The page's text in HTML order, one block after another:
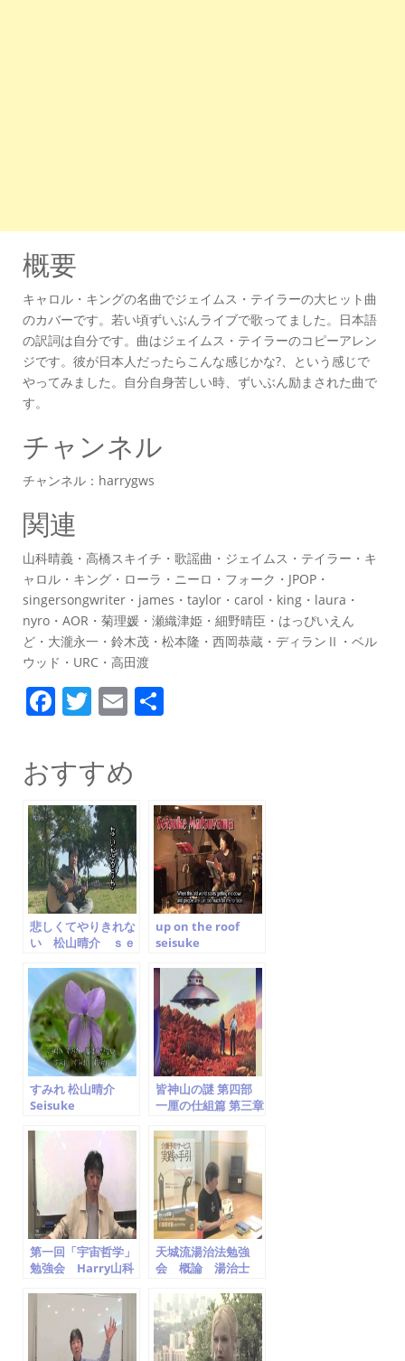
概要
キャロル・キングの名曲でジェイムス・テイラーの大ヒット曲
のカバーです。若い頃ずいぶんライブで歌ってました。日本語
の訳詞は自分です。曲はジェイムス・テイラーのコピーアレン
ジです。彼が日本人だったらこんな感じかな?、という感じで
やってみました。自分自身苦しい時、ずいぶん励まされた曲で
す。
チャンネル
チャンネル：harrygws
関連
山科晴義・高橋スキイチ・歌謡曲・ジェイムス・テイラー・キ
ャロル・キング・ローラ・ニーロ・フォーク・JPOP・
singersongwriter・james・taylor・carol・king・laura・
nyro・AOR・菊理媛・瀬織津姫・細野晴臣・はっぴいえん
ど・大瀧永一・鈴木茂・松本隆・西岡恭蔵・ディランⅡ・ベル
ウッド・URC・高田渡
F
c
e
b
o
o
k
T
itt
er
E
ai
l
おすすめ
悲しくてやりきれな
い 松山晴介 ｓｅ
ｓｕｙａｍａ
up on the roof
seisuke
king cover 松山晴
すみれ 松山晴介
Seisuke
皆神山の謎 第四部
一厘の仕組篇 第三章
第一回「宇宙哲学」
勉強会 Harry山科
天城流湯治法勉強
会 概論 湯治士